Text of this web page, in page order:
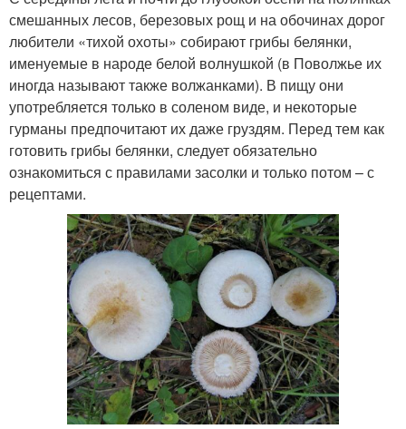
смешанных лесов, березовых рощ и на обочинах дорог
любители «тихой охоты» собирают грибы белянки,
именуемые в народе белой волнушкой (в Поволжье их
иногда называют также волжанками). В пищу они
употребляется только в соленом виде, и некоторые
гурманы предпочитают их даже груздям. Перед тем как
готовить грибы белянки, следует обязательно
ознакомиться с правилами засолки и только потом – с
рецептами.